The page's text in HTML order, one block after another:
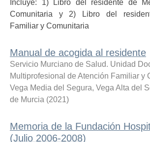
Incluye: 1) Libro del residente de
Comunitaria y 2) Libro del
Familiar y Comunitaria
Manual de acogida al residente
Servicio Murciano de Salud. Unidad
Multiprofesional de Atención Familiar y
Vega Media del Segura, Vega Alta del
de Murcia (2021)
Memoria de la Fundación
(Julio 2006-2008)